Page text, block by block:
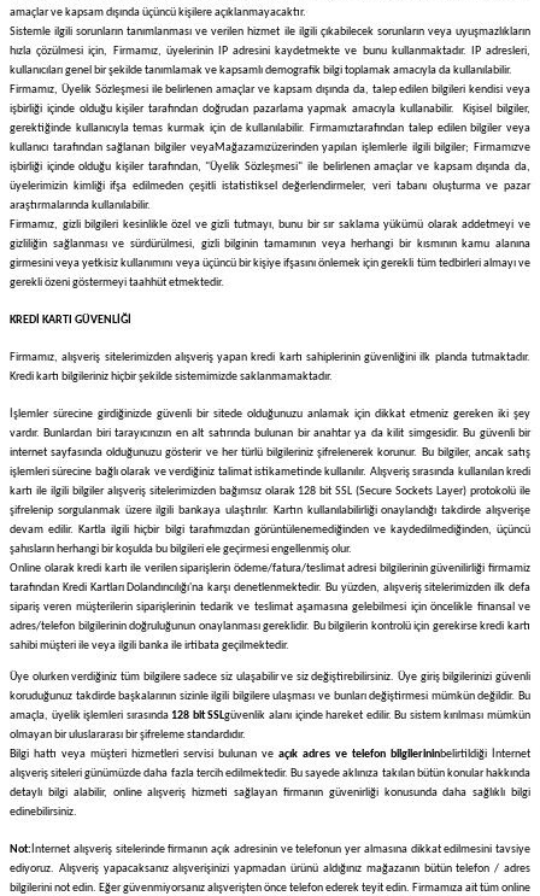
amaçlar ve kapsam dışında üçüncü kişilere açıklanmayacaktır.
Sistemle ilgili sorunların tanımlanması ve verilen hizmet ile ilgili çıkabilecek sorunların veya uyuşmazlıkların
hızla çözülmesi için,
Firmamız, üyelerinin IP adresini kaydetmekte ve bunu kullanmaktadır. IP adresleri,
kullanıcıları genel bir şekilde tanımlamak ve kapsamlı demografik bilgi toplamak amacıyla da kullanılabilir.
Firmamız, Üyelik Sözleşmesi ile belirlenen amaçlar ve kapsam dışında da, talep edilen bilgileri kendisi veya
işbirliği içinde olduğu kişiler tarafından doğrudan pazarlama yapmak amacıyla kullanabilir. Kişisel bilgiler,
gerektiğinde kullanıcıyla temas kurmak için de kullanılabilir. Firmamıztarafından talep edilen bilgiler veya
kullanıcı tarafından sağlanan bilgiler veyaMağazamızüzerinden yapılan işlemlerle ilgili bilgiler; Firmamızve
işbirliği içinde olduğu kişiler tarafından, "Üyelik Sözleşmesi" ile belirlenen amaçlar ve kapsam dışında da,
üyelerimizin kimliği ifşa edilmeden çeşitli istatistiksel değerlendirmeler, veri tabanı oluşturma ve pazar
araştırmalarında kullanılabilir.
Firmamız, gizli bilgileri kesinlikle özel ve gizli tutmayı, bunu bir sır saklama yükümü olarak addetmeyi ve
gizliliğin sağlanması ve sürdürülmesi, gizli bilginin tamamının veya herhangi bir kısmının kamu alanına
girmesini veya yetkisiz kullanımını veya üçüncü bir kişiye ifşasını önlemek için gerekli tüm tedbirleri almayı ve
gerekli özeni göstermeyi taahhüt etmektedir.
KREDİ KARTI GÜVENLİĞİ
Firmamız, alışveriş sitelerimizden alışveriş yapan kredi kartı sahiplerinin güvenliğini ilk planda tutmaktadır.
Kredi kartı bilgileriniz hiçbir şekilde sistemimizde saklanmamaktadır.
İşlemler sürecine girdiğinizde güvenli bir sitede olduğunuzu anlamak için dikkat etmeniz gereken iki şey
vardır. Bunlardan biri tarayıcınızın en alt satırında bulunan bir anahtar ya da kilit simgesidir. Bu güvenli bir
internet sayfasında olduğunuzu gösterir ve her türlü bilgileriniz şifrelenerek korunur. Bu bilgiler, ancak satış
işlemleri sürecine bağlı olarak ve verdiğiniz talimat istikametinde kullanılır. Alışveriş sırasında kullanılan kredi
kartı ile ilgili bilgiler alışveriş sitelerimizden bağımsız olarak 128 bit SSL (Secure Sockets Layer) protokolü ile
şifrelenip sorgulanmak üzere ilgili bankaya ulaştırılır. Kartın kullanılabilirliği onaylandığı takdirde alışverişe
devam edilir. Kartla ilgili hiçbir bilgi tarafımızdan görüntülenemediğinden ve kaydedilmediğinden, üçüncü
şahısların herhangi bir koşulda bu bilgileri ele geçirmesi engellenmiş olur.
Online olarak kredi kartı ile verilen siparişlerin ödeme/fatura/teslimat adresi bilgilerinin güvenilirliği firmamiz
tarafından Kredi Kartları Dolandırıcılığı'na karşı denetlenmektedir. Bu yüzden, alışveriş sitelerimizden ilk defa
sipariş veren müşterilerin siparişlerinin tedarik ve teslimat aşamasına gelebilmesi için öncelikle finansal ve
adres/telefon bilgilerinin doğruluğunun onaylanması gereklidir. Bu bilgilerin kontrolü için gerekirse kredi kartı
sahibi müşteri ile veya ilgili banka ile irtibata geçilmektedir.
Üye olurken verdiğiniz tüm bilgilere sadece siz ulaşabilir ve siz değiştirebilirsiniz. Üye giriş bilgilerinizi güvenli
koruduğunuz takdirde başkalarının sizinle ilgili bilgilere ulaşması ve bunları değiştirmesi mümkün değildir. Bu
amaçla, üyelik işlemleri sırasında 128 bit SSLgüvenlik alanı içinde hareket edilir. Bu sistem kırılması mümkün
olmayan bir uluslararası bir şifreleme standardıdır.
Bilgi hattı veya müşteri hizmetleri servisi bulunan ve açık adres ve telefon bilgilerininbelirtildiği İnternet
alışveriş siteleri günümüzde daha fazla tercih edilmektedir. Bu sayede aklınıza takılan bütün konular hakkında
detaylı bilgi alabilir, online alışveriş hizmeti sağlayan firmanın güvenirliği konusunda daha sağlıklı bilgi
edinebilirsiniz.
Not: İnternet alışveriş sitelerinde firmanın açık adresinin ve telefonun yer almasına dikkat edilmesini tavsiye
ediyoruz. Alışveriş yapacaksanız alışverişinizi yapmadan ürünü aldığınız mağazanın bütün telefon / adres
bilgilerini not edin. Eğer güvenmiyorsanız alışverişten önce telefon ederek teyit edin. Firmamıza ait tüm online